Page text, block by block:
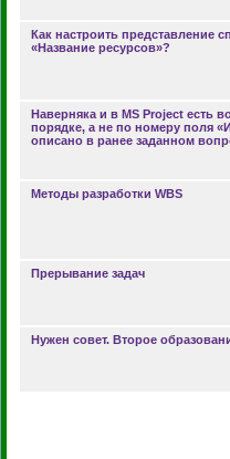
Как настроить представление
«Название ресурсов»?
Наверняка и в MS Project есть
порядке, а не по номеру поля
описано в ранее заданном
Методы разработки WBS
Прерывание задач
Нужен совет. Второе